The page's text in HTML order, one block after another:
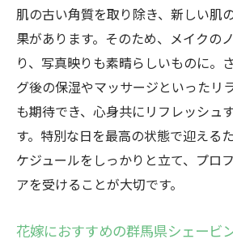
肌の古い角質を取り除き、新しい肌
果があります。そのため、メイクの
り、写真映りも素晴らしいものに。
グ後の保湿やマッサージといったリ
も期待でき、心身共にリフレッシュ
す。特別な日を最高の状態で迎える
ケジュールをしっかりと立て、プロ
アを受けることが大切です。
花嫁におすすめの群馬県シェービ